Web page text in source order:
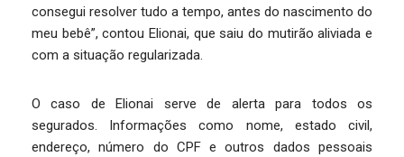
consegui resolver tudo a tempo, antes do nascimento do
meu bebê”, contou Elionai, que saiu do mutirão aliviada e
com a situação regularizada.
O caso de Elionai serve de alerta para todos os
segurados. Informações como nome, estado civil,
endereço, número do CPF e outros dados pessoais